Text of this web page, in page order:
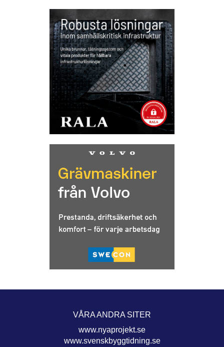
VÅRA ANDRA SITER
www.nyaprojekt.se
www.svenskbyggtidning.se